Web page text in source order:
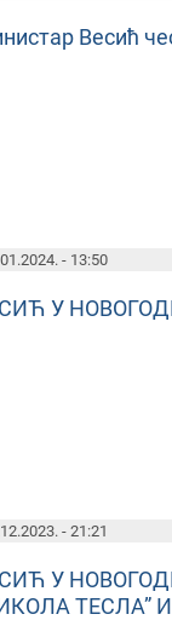
Весић
- 13:50
У
- 21:21
У
ТЕСЛА”